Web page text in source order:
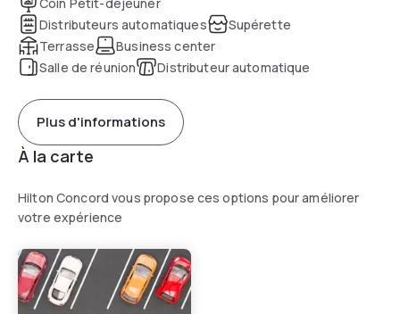
Distributeurs automatiques
Supérette
Terrasse
Business center
Salle de réunion
Distributeur automatique
Plus d'informations
À la carte
Hilton Concord vous propose ces options pour améliorer
votre expérience